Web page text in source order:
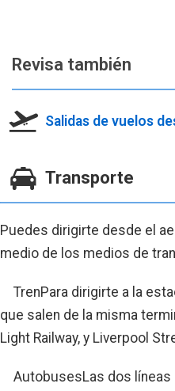
Revisa también
Salidas de vuelos
Transporte
Puedes dirigirte desde el
medio de los medios de
TrenPara dirigirte a la
que salen de la misma
Light Railway, y Liverpool
AutobusesLas dos lí­neas